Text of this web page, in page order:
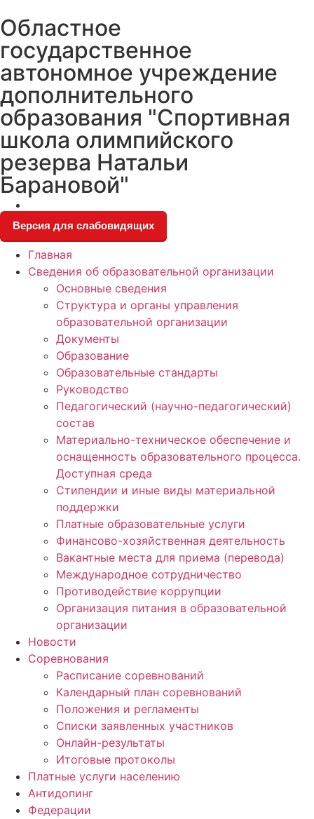
to
Областное
государственное
автономное учреждение
дополнительного
образования "Спортивная
школа олимпийского
резерва Натальи
Барановой"
Версия для слабовидящих
Главная
Сведения об образовательной организации
Основные сведения
Структура и органы управления
образовательной организации
Документы
Образование
Образовательные стандарты
Руководство
Педагогический (научно-педагогический)
состав
Материально-техническое обеспечение и
оснащенность образовательного процесса.
Доступная среда
Стипендии и иные виды материальной
поддержки
Платные образовательные услуги
Финансово-хозяйственная деятельность
Вакантные места для приема (перевода)
Международное сотрудничество
Противодействие коррупции
Организация питания в образовательной
организации
Новости
Соревнования
Расписание соревнований
Календарный план соревнований
Положения и регламенты
Списки заявленных участников
Онлайн-результаты
Итоговые протоколы
Платные услуги населению
Антидопинг
Федерации